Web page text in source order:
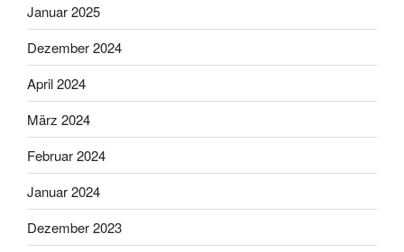
Januar 2025
Dezember 2024
April 2024
März 2024
Februar 2024
Januar 2024
Dezember 2023